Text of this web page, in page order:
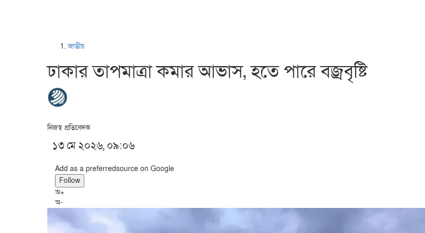
জাতীয়
ঢাকার তাপমাত্রা কমার আভাস, হতে পারে বজ্রবৃষ্টি
নিজস্ব প্রতিবেদক
১৩ মে ২০২৬, ০৯:০৬
Add as a preferredsource on Google
Follow
অ+
অ-